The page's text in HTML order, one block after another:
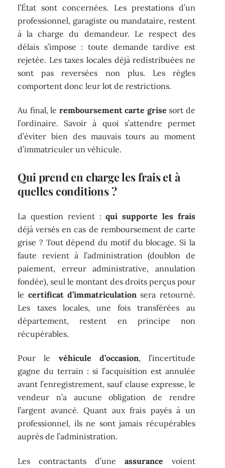
l’État sont concernées. Les prestations d’un
professionnel, garagiste ou mandataire, restent
à la charge du demandeur. Le respect des
délais s’impose : toute demande tardive est
rejetée. Les taxes locales déjà redistribuées ne
sont pas reversées non plus. Les règles
comportent donc leur lot de restrictions.
Au final, le remboursement carte grise sort de
l’ordinaire. Savoir à quoi s’attendre permet
d’éviter bien des mauvais tours au moment
d’immatriculer un véhicule.
Qui prend en charge les frais et à
quelles conditions ?
La question revient :qui supporte les frais
déjà versés en cas de remboursement de carte
grise ? Tout dépend du motif du blocage. Si la
faute revient à l’administration (doublon de
paiement, erreur administrative, annulation
fondée), seul le montant des droits perçus pour
le certificat d’immatriculation sera retourné.
Les taxes locales, une fois transférées au
département, restent en principe non
récupérables.
Pour le véhicule d’occasion, l’incertitude
gagne du terrain : si l’acquisition est annulée
avant l’enregistrement, sauf clause expresse, le
vendeur n’a aucune obligation de rendre
l’argent avancé. Quant aux frais payés à un
professionnel, ils ne sont jamais récupérables
auprès de l’administration.
Les contractants d’une assurance voient